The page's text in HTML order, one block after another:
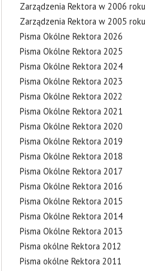
Zarządzenia Rektora w 2006 roku
Zarządzenia Rektora w 2005 roku
Pisma Okólne Rektora 2026
Pisma Okólne Rektora 2025
Pisma Okólne Rektora 2024
Pisma Okólne Rektora 2023
Pisma Okólne Rektora 2022
Pisma Okólne Rektora 2021
Pisma Okólne Rektora 2020
Pisma Okólne Rektora 2019
Pisma Okólne Rektora 2018
Pisma Okólne Rektora 2017
Pisma Okólne Rektora 2016
Pisma Okólne Rektora 2015
Pisma Okólne Rektora 2014
Pisma Okólne Rektora 2013
Pisma okólne Rektora 2012
Pisma okólne Rektora 2011